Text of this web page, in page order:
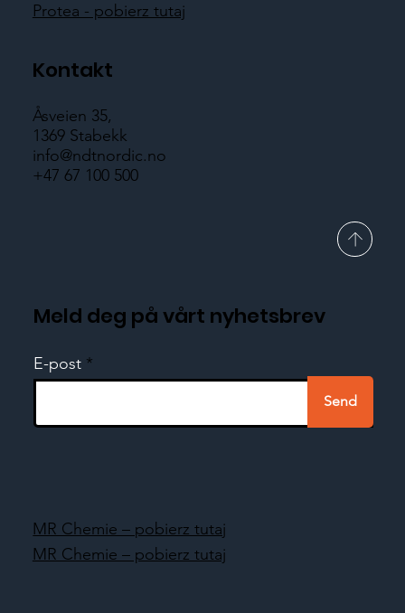
Protea - pobierz tutaj
Kontakt
Åsveien 35,
1369 Stabekk
info@ndtnordic.no
+47 67 100 500
Meld deg på vårt nyhetsbrev
E-post
Send
MR Chemie – pobierz tutaj
MR Chemie – pobierz tutaj